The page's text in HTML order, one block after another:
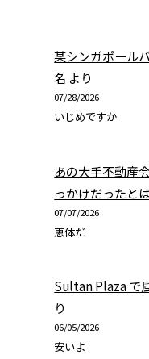
某シンガポール
名 より
07/28/2026
いじめですか
あの大手不動産
っかけだったと
07/07/2026
恵体だ
Sultan Plaza で
り
06/05/2026
安いよ